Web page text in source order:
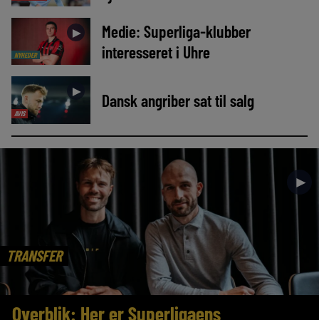
NYHEDER
►
Medie: Superliga-klubber
interesseret i Uhre
AVIS
► Dansk angriber sat til salg
TRANSFER
►
Overblik: Her er Superligaens